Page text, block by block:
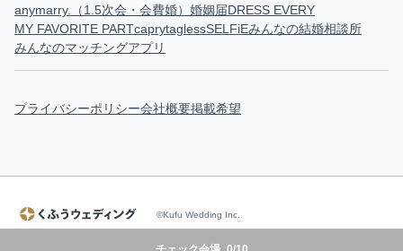
anymarry.（1.5次会・会費婚） 婚姻届DRESS EVERY
MY FAVORITE PARTcaprytaglessSELFiEみんなの結婚相談所
みんなのマッチングアプリ
プライバシーポリシー会社概要掲載希望
©Kufu Wedding Inc.